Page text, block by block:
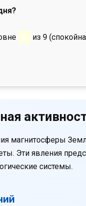
0 из 9
магнитосферы
Эти явления
системы.